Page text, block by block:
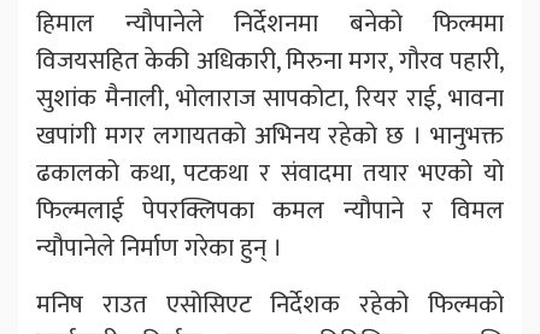
हिमाल न्यौपानेले निर्देशनमा बनेको फिल्ममा
विजयसहित केकी अधिकारी, मिरुना मगर, गौरव पहारी,
सुशांक मैनाली, भोलाराज सापकोटा, रियर राई, भावना
खपांगी मगर लगायतको अभिनय रहेको छ । भानुभक्त
ढकालको कथा, पटकथा र संवादमा तयार भएको यो
फिल्मलाई पेपरक्लिपका कमल न्यौपाने र विमल
न्यौपानेले निर्माण गरेका हुन् ।
मनिष राउत एसोसिएट निर्देशक रहेको फिल्मको